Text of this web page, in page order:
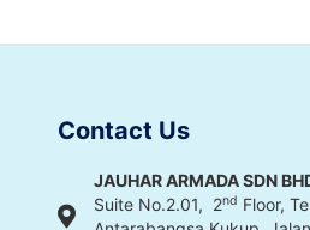
Contact Us
JAUHAR ARMADA SDN
Suite No.2.01, 2nd Floor,